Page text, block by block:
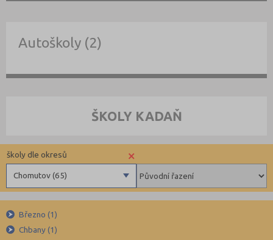
Autoškoly (2)
ŠKOLY KADAŇ
×
Chomutov (65)
školy dle okresů
Beroun (85)
Blansko (88)
Březno (1)
Chbany (1)